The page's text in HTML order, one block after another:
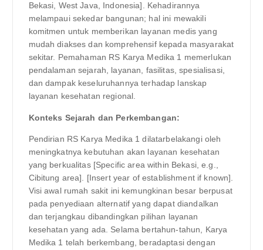
Bekasi, West Java, Indonesia]. Kehadirannya
melampaui sekedar bangunan; hal ini mewakili
komitmen untuk memberikan layanan medis yang
mudah diakses dan komprehensif kepada masyarakat
sekitar. Pemahaman RS Karya Medika 1 memerlukan
pendalaman sejarah, layanan, fasilitas, spesialisasi,
dan dampak keseluruhannya terhadap lanskap
layanan kesehatan regional.
Konteks Sejarah dan Perkembangan:
Pendirian RS Karya Medika 1 dilatarbelakangi oleh
meningkatnya kebutuhan akan layanan kesehatan
yang berkualitas [Specific area within Bekasi, e.g.,
Cibitung area]. [Insert year of establishment if known].
Visi awal rumah sakit ini kemungkinan besar berpusat
pada penyediaan alternatif yang dapat diandalkan
dan terjangkau dibandingkan pilihan layanan
kesehatan yang ada. Selama bertahun-tahun, Karya
Medika 1 telah berkembang, beradaptasi dengan